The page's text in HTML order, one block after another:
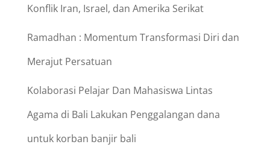
Konflik Iran, Israel, dan Amerika Serikat
Ramadhan : Momentum Transformasi Diri dan
Merajut Persatuan
Kolaborasi Pelajar Dan Mahasiswa Lintas
Agama di Bali Lakukan Penggalangan dana
untuk korban banjir bali